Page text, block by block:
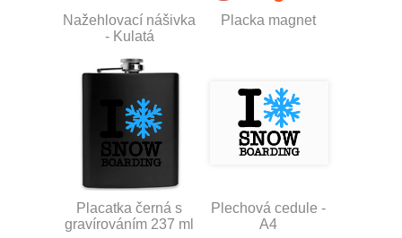
Nažehlovací nášivka
- Kulatá
Placka magnet
Placatka černá s
gravírováním 237 ml
Plechová cedule -
A4